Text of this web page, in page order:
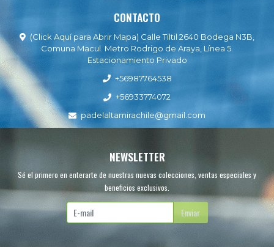
CONTACTO
(Click Aquí para Abrir Mapa) Calle Tiltil 2640 Bodega N3B,
Comuna Macul. Metro Rodrigo de Araya, Línea 5.
Estacionamiento Privado
+56987764538
+56933774072
padelaltamirachile@gmail.com
NEWSLETTER
Sé el primero en enterarte de nuestras nuevas colecciones, ventas especiales y
beneficios exclusivos.
Enviar